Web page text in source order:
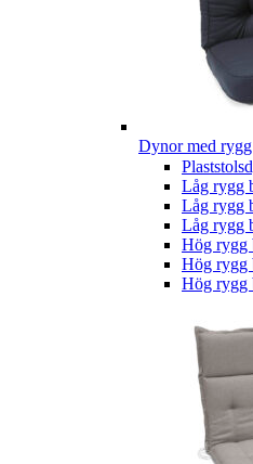
Dynor med rygg
Låg rygg
Låg rygg
Låg rygg
Hög rygg
Hög rygg
Hög rygg